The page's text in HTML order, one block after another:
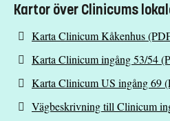
Kartor över Clinicums
Karta Clinicum Kåkenhus
Karta Clinicum ingång 53/54
Karta Clinicum US ingång 69
Vägbeskrivning till Clinicum